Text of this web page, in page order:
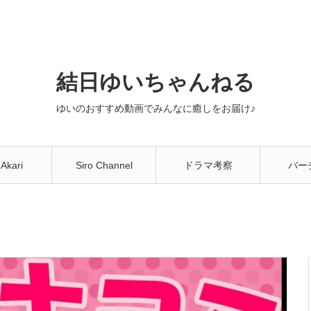
結日ゆいちゃんねる
ゆいのおすすめ動画でみんなに癒しをお届け♪
Siro Channel ドラマ考察 バー